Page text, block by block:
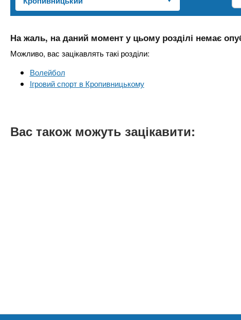
n
t
s
i
n
и
х
з
а
в
На жаль, на даний момент у цьому розділі немає
Можливо, вас зацікавлять такі розділи:
Волейбол
Ігровий спорт в Кропивницькому
Вас також можуть зацікавити: